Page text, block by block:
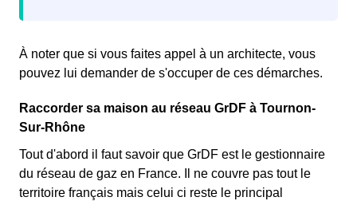
À noter que si vous faites appel à un architecte, vous
pouvez lui demander de s'occuper de ces démarches.
Raccorder sa maison au réseau GrDF à Tournon-
Sur-Rhône
Tout d'abord il faut savoir que GrDF est le gestionnaire
du réseau de gaz en France. Il ne couvre pas tout le
territoire français mais celui ci reste le principal